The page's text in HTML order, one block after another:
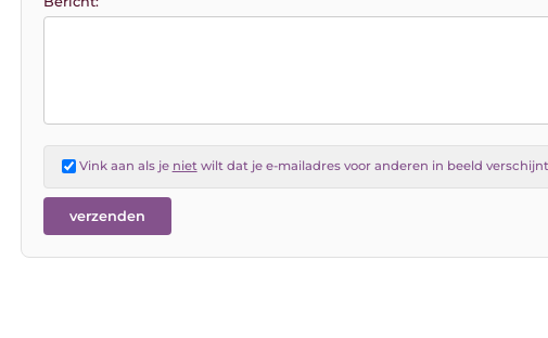
Vink aan als je nietwilt dat je e-mailadres voor anderen in beeld verschijnt